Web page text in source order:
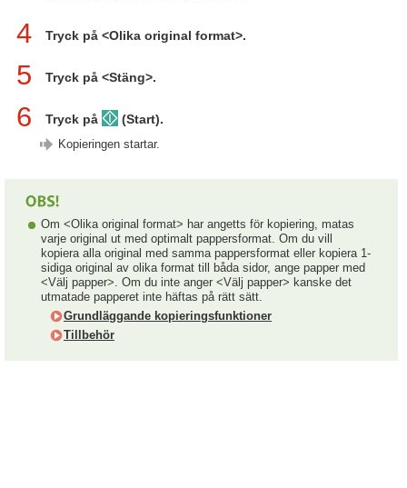
4 Tryck på <Olika original format>.
5 Tryck på <Stäng>.
6 Tryck på (Start).
Kopieringen startar.
Om <Olika original format> har angetts för kopiering, matas
varje original ut med optimalt pappersformat. Om du vill
kopiera alla original med samma pappersformat eller kopiera 1-
sidiga original av olika format till båda sidor, ange papper med
<Välj papper>. Om du inte anger <Välj papper> kanske det
utmatade papperet inte häftas på rätt sätt.
Grundläggande kopieringsfunktioner
Tillbehör